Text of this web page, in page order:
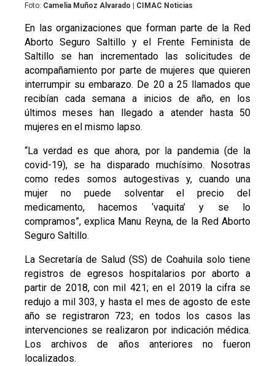
Foto: Camelia Muñoz Alvarado | CIMAC Noticias
En las organizaciones que forman parte de la Red
Aborto Seguro Saltillo y el Frente Feminista de
Saltillo se han incrementado las solicitudes de
acompañamiento por parte de mujeres que quieren
interrumpir su embarazo. De 20 a 25 llamados que
recibían cada semana a inicios de año, en los
últimos meses han llegado a atender hasta 50
mujeres en el mismo lapso.
“La verdad es que ahora, por la pandemia (de la
covid-19), se ha disparado muchísimo. Nosotras
como redes somos autogestivas y, cuando una
mujer no puede solventar el precio del
medicamento, hacemos ‘vaquita’ y se lo
compramos”, explica Manu Reyna, de la Red Aborto
Seguro Saltillo.
La Secretaría de Salud (SS) de Coahuila solo tiene
registros de egresos hospitalarios por aborto a
partir de 2018, con mil 421; en el 2019 la cifra se
redujo a mil 303, y hasta el mes de agosto de este
año se registraron 723; en todos los casos las
intervenciones se realizaron por indicación médica.
Los archivos de años anteriores no fueron
localizados.